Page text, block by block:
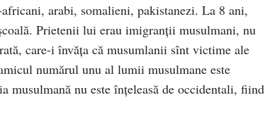
arabi, somalieni, pakistanezi. La 8 ani,
Prietenii lui erau imigranţii musulmani, nu
care-i învăța că musumlanii sînt victime ale
numărul unu al lumii musulmane este
nu este înţeleasă de occidentali, fiind